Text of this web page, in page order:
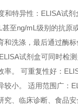
和特异性：ELISA试
至ng/mL级别的抗
和洗涤，最后通过酶
试剂盒可同时检
率。 可重复性好：
较小。 适用范围广：
究、临床诊断、食品